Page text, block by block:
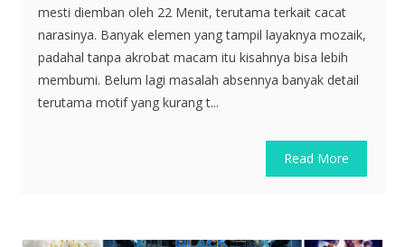
mesti diemban oleh 22 Menit, terutama terkait cacat
narasinya. Banyak elemen yang tampil layaknya mozaik,
padahal tanpa akrobat macam itu kisahnya bisa lebih
membumi. Belum lagi masalah absennya banyak detail
terutama motif yang kurang t...
Read More